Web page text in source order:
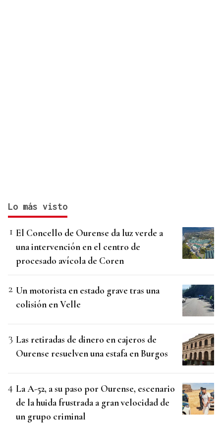
Lo más visto
El Concello de Ourense da luz verde a
una intervención en el centro de
procesado avícola de Coren
Un motorista en estado grave tras una
colisión en Velle
Las retiradas de dinero en cajeros de
Ourense resuelven una estafa en Burgos
La A-52, a su paso por Ourense, escenario
de la huida frustrada a gran velocidad de
un grupo criminal